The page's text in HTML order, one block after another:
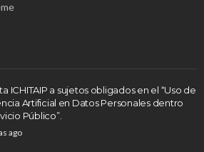
ICHITAIP a sujetos obligados en el “Uso de
Artificial en Datos Personales dentro
Público”.
ago